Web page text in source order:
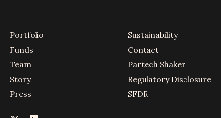
Portfolio
Funds
Team
Story
Press
Sustainability
Contact
Partech Shaker
Regulatory Disclosure
SFDR